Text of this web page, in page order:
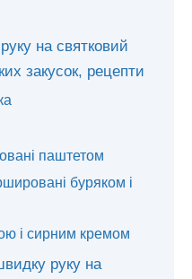
на святковий
закусок, рецепти
паштетом
буряком і
і сирним кремом
руку на